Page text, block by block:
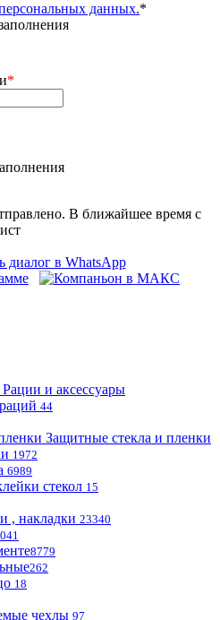
данных.*
*
В ближайшее время с
Рации и аксессуары
44
Защитные стекла и пленки
1972
6989
стекол 15
, накладки 23340
8779
262
18
чехлы 97